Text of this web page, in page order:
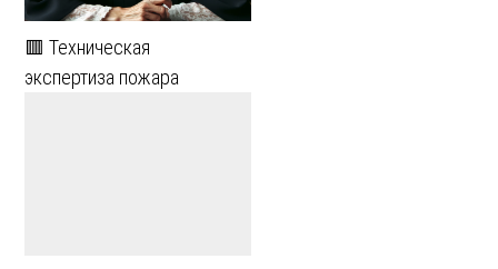
🟥 Техническая
экспертиза пожара